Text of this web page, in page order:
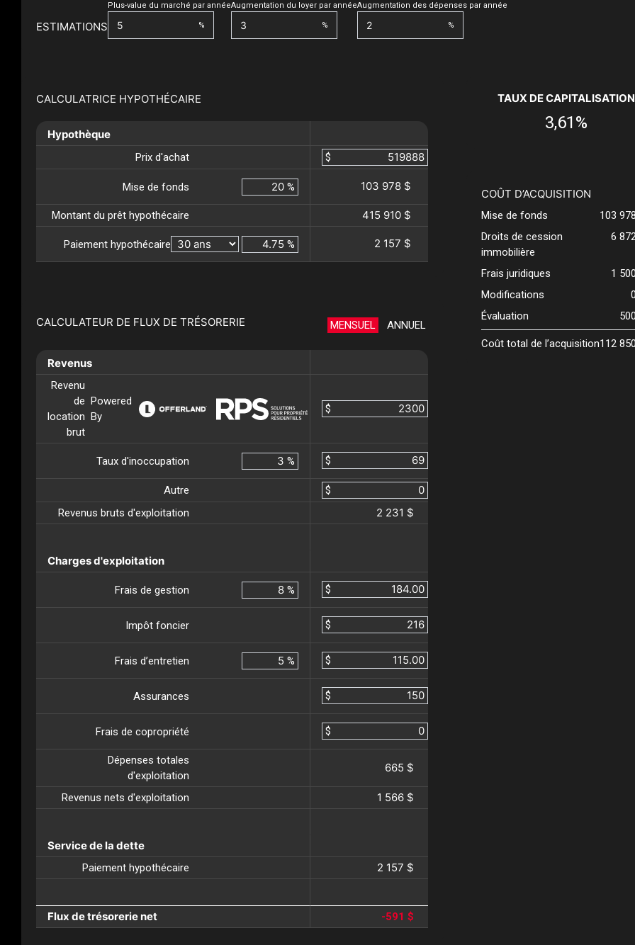
ESTIMATIONS
Plus-value du marché par année
%
Augmentation du loyer par année
%
Augmentation des dépenses par année
%
CALCULATRICE HYPOTHÉCAIRE
Hypothèque
Prix d'achat $
Mise de fonds % 103 978 $
Montant du prêt hypothécaire 415 910 $
Paiement hypothécaire % 2 157 $
CALCULATEUR DE FLUX DE TRÉSORERIE MENSUEL ANNUEL
Revenus
Revenu
de
location
brut
Powered
By
$
Taux d'inoccupation % $
Autre
$
Revenus bruts d'exploitation
2 231 $
Charges d'exploitation
Frais de gestion % $
Impôt foncier $
Frais d’entretien % $
Assurances $
Frais de copropriété $
Dépenses totales
d'exploitation
665 $
Revenus nets d'exploitation 1 566 $
Service de la dette
Paiement hypothécaire 2 157 $
Flux de trésorerie net -591 $
TAUX DE CAPITALISATION
3,61%
COÛT D’ACQUISITION
Mise de fonds
103
Droits de cession
immobilière
6
Frais juridiques
1
Modifications
Évaluation
Coût total de l’acquisition112